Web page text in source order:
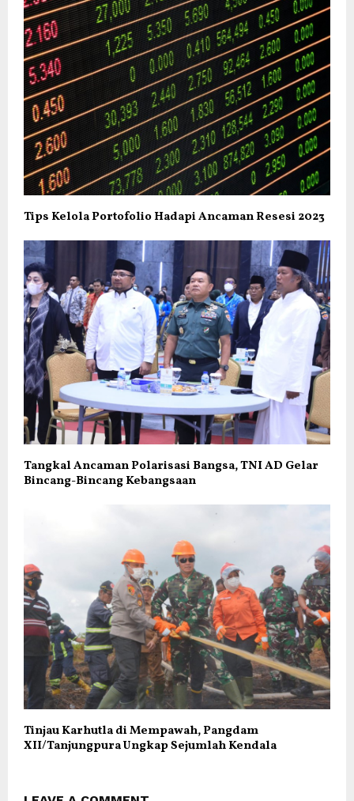
Tips Kelola Portofolio Hadapi Ancaman Resesi 2023
Tangkal Ancaman Polarisasi Bangsa, TNI AD Gelar
Bincang-Bincang Kebangsaan
Tinjau Karhutla di Mempawah, Pangdam
XII/Tanjungpura Ungkap Sejumlah Kendala